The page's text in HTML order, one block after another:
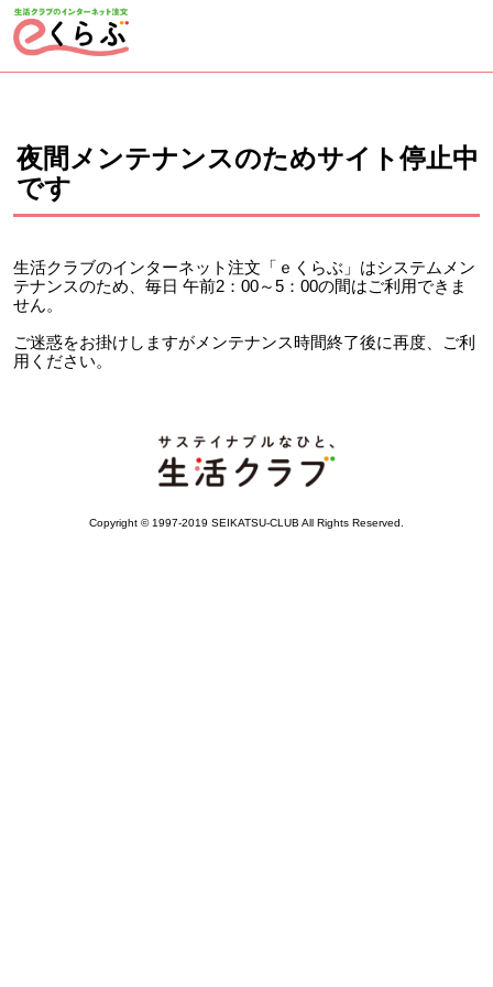
ページの先頭です。
夜間メンテナンスのためサイト停止中
です
生活クラブのインターネット注文「ｅくらぶ」はシステムメン
テナンスのため、毎日 午前2：00～5：00の間はご利用できま
せん。
ご迷惑をお掛けしますがメンテナンス時間終了後に再度、ご利
用ください。
Copyright © 1997-2019 SEIKATSU-CLUB All Rights Reserved.